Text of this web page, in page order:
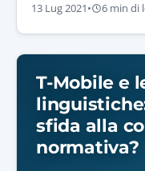
13 Lug 2021• 6 min di
T-Mobile e
sfida alla
normativa?